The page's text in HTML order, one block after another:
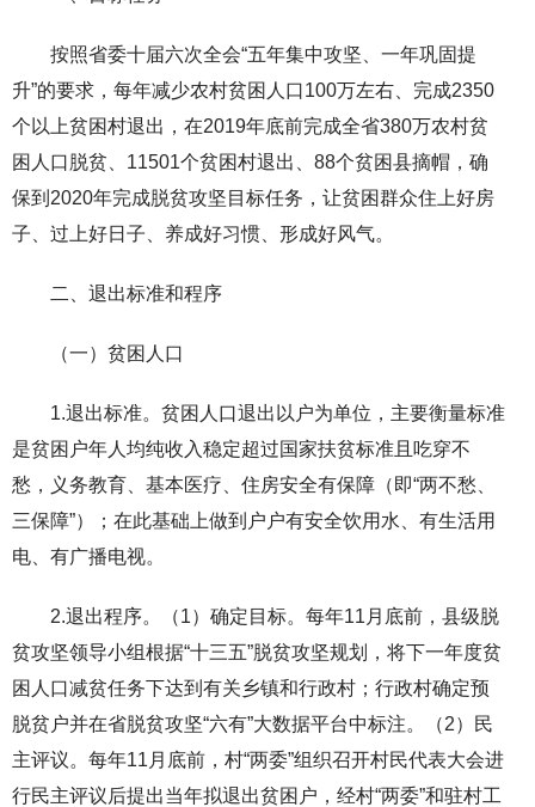
按照省委十届六次全会“五年集中攻坚、一年巩固提
升”的要求，每年减少农村贫困人口100万左右、完成2350
个以上贫困村退出，在2019年底前完成全省380万农村贫
困人口脱贫、11501个贫困村退出、88个贫困县摘帽，确
保到2020年完成脱贫攻坚目标任务，让贫困群众住上好房
子、过上好日子、养成好习惯、形成好风气。
二、退出标准和程序
（一）贫困人口
1.退出标准。贫困人口退出以户为单位，主要衡量标准
是贫困户年人均纯收入稳定超过国家扶贫标准且吃穿不
愁，义务教育、基本医疗、住房安全有保障（即“两不愁、
三保障”）；在此基础上做到户户有安全饮用水、有生活用
电、有广播电视。
2.退出程序。（1）确定目标。每年11月底前，县级脱
贫攻坚领导小组根据“十三五”脱贫攻坚规划，将下一年度贫
困人口减贫任务下达到有关乡镇和行政村；行政村确定预
脱贫户并在省脱贫攻坚“六有”大数据平台中标注。（2）民
主评议。每年11月底前，村“两委”组织召开村民代表大会进
行民主评议后提出当年拟退出贫困户，经村“两委”和驻村工